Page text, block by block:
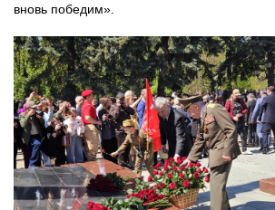
вновь победим».